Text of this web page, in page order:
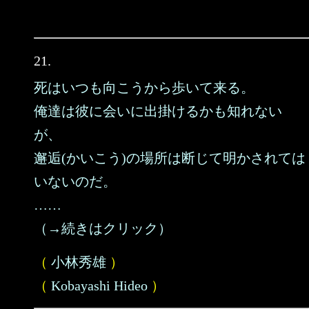
21.
死はいつも向こうから歩いて来る。
俺達は彼に会いに出掛けるかも知れない
が、
邂逅(かいこう)の場所は断じて明かされては
いないのだ。
……
（→続きはクリック）
（ 小林秀雄 ）
（ Kobayashi Hideo ）